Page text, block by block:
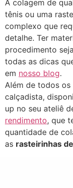
A colagem de
tênis ou uma
complexo que
detalhe. Ter
procedimento
todas as dicas
em nosso blog.
Além de todos
calçadista,
up no seu ateliê
rendimento, que
quantidade de
as rasteirinhas